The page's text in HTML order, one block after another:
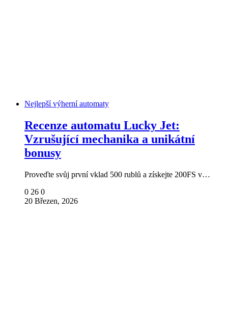
Nejlepší výherní automaty
Recenze automatu Lucky Jet:
Vzrušující mechanika a unikátní
bonusy
Proveďte svůj první vklad 500 rublů a získejte 200FS v…
0 26 0
20 Březen, 2026